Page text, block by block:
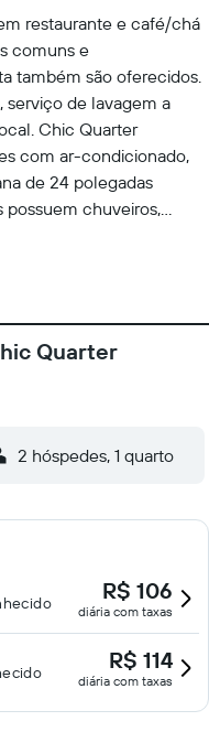
restaurante e café/chá
comuns e
também são oferecidos.
serviço de lavagem a
Chic Quarter
com ar-condicionado,
de 24 polegadas
possuem chuveiros,
Escrivaninhas e
ferros/tábuas de passar
instalações recreativas
externa.
Quarter
2 hóspedes, 1 quarto
R$ 106
diária com taxas
R$ 114
diária com taxas